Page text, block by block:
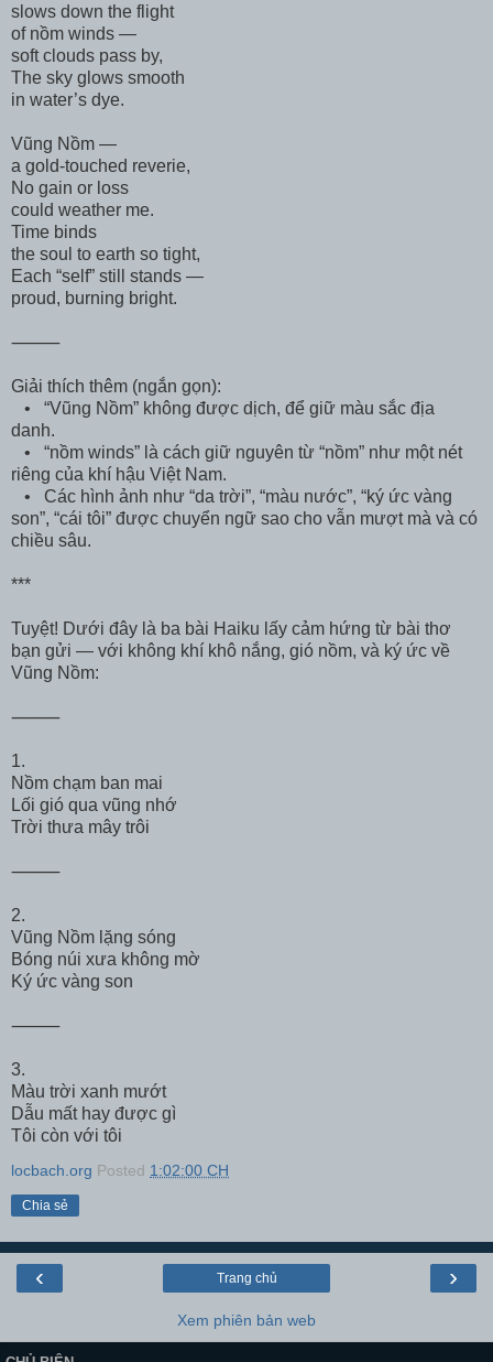
slows down the flight
of nồm winds —
soft clouds pass by,
The sky glows smooth
in water’s dye.
Vũng Nồm —
a gold-touched reverie,
No gain or loss
could weather me.
Time binds
the soul to earth so tight,
Each “self” still stands —
proud, burning bright.
⸻
Giải thích thêm (ngắn gọn):
• “Vũng Nồm” không được dịch, để giữ màu sắc địa
danh.
• “nồm winds” là cách giữ nguyên từ “nồm” như một nét
riêng của khí hậu Việt Nam.
• Các hình ảnh như “da trời”, “màu nước”, “ký ức vàng
son”, “cái tôi” được chuyển ngữ sao cho vẫn mượt mà và có
chiều sâu.
***
Tuyệt! Dưới đây là ba bài Haiku lấy cảm hứng từ bài thơ
bạn gửi — với không khí khô nắng, gió nồm, và ký ức về
Vũng Nồm:
⸻
1.
Nồm chạm ban mai
Lối gió qua vũng nhớ
Trời thưa mây trôi
⸻
2.
Vũng Nồm lặng sóng
Bóng núi xưa không mờ
Ký ức vàng son
⸻
3.
Màu trời xanh mướt
Dẫu mất hay được gì
Tôi còn với tôi
locbach.org Posted 1:02:00 CH
Chia sẻ
‹ ›
Trang chủ
Xem phiên bản web